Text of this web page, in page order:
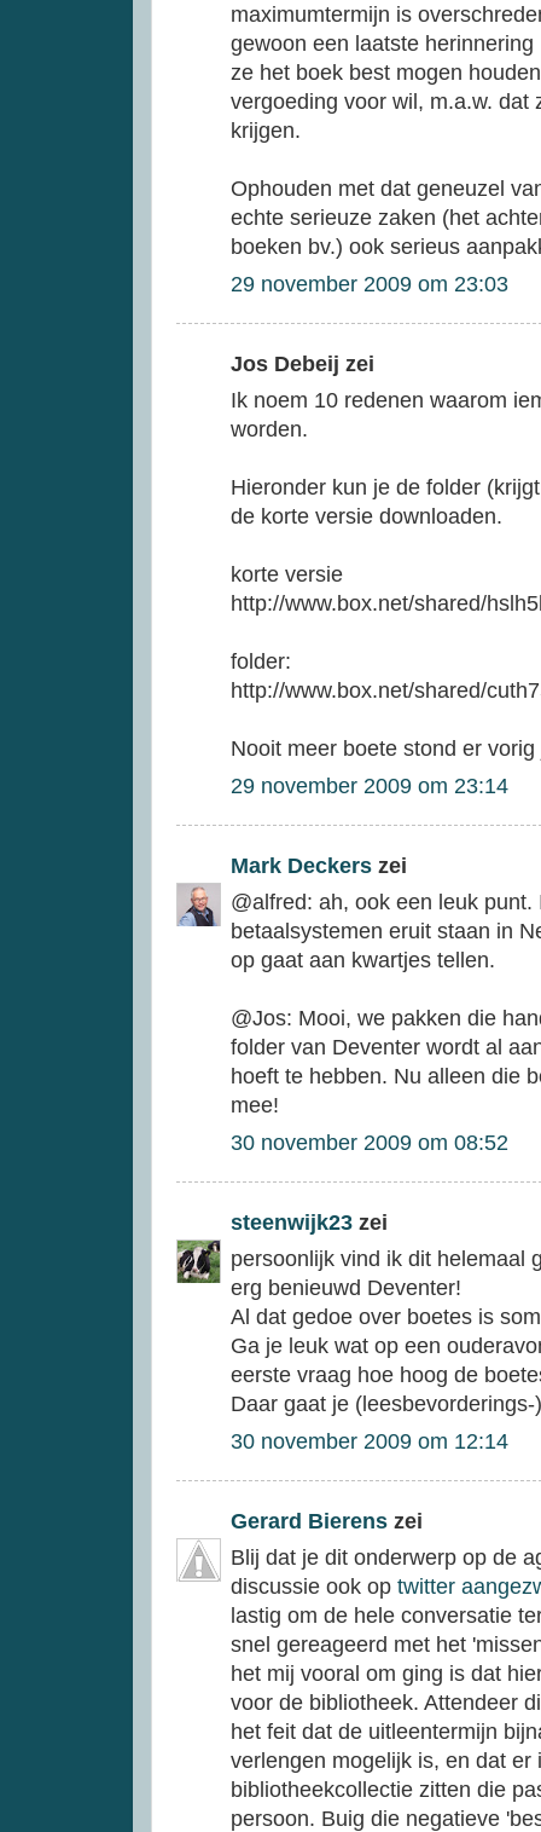
maximumtermijn is
gewoon een laatste
ze het boek best mogen
vergoeding voor wil, m.a.w. dat
krijgen.
Ophouden met dat geneuzel
echte serieuze zaken (het
boeken bv.) ook serieus
29 november 2009 om 23:03
Jos Debeij zei
Ik noem 10 redenen waarom
worden.
Hieronder kun je de folder
de korte versie downloaden.
korte versie
http://www.box.net/shared/
folder:
http://www.box.net/shared/
Nooit meer boete stond er
29 november 2009 om 23:14
Mark Deckers zei
@alfred: ah, ook een leuk
betaalsystemen eruit staan in
op gaat aan kwartjes tellen.
@Jos: Mooi, we pakken die
folder van Deventer wordt al
hoeft te hebben. Nu alleen die
mee!
30 november 2009 om 08:52
steenwijk23 zei
persoonlijk vind ik dit helemaal
erg benieuwd Deventer!
Al dat gedoe over boetes is
Ga je leuk wat op een
eerste vraag hoe hoog de
Daar gaat je (leesbevorderings-
30 november 2009 om 12:14
Gerard Bierens zei
Blij dat je dit onderwerp op de
discussie ook op twitter
lastig om de hele conversatie
snel gereageerd met het
het mij vooral om ging is dat
voor de bibliotheek. Attendeer
het feit dat de uitleentermijn
verlengen mogelijk is, en dat
bibliotheekcollectie zitten die
persoon. Buig die negatieve